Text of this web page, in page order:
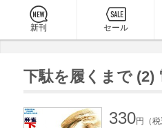
新刊 セール
下駄を履くまで (2)
330円（税